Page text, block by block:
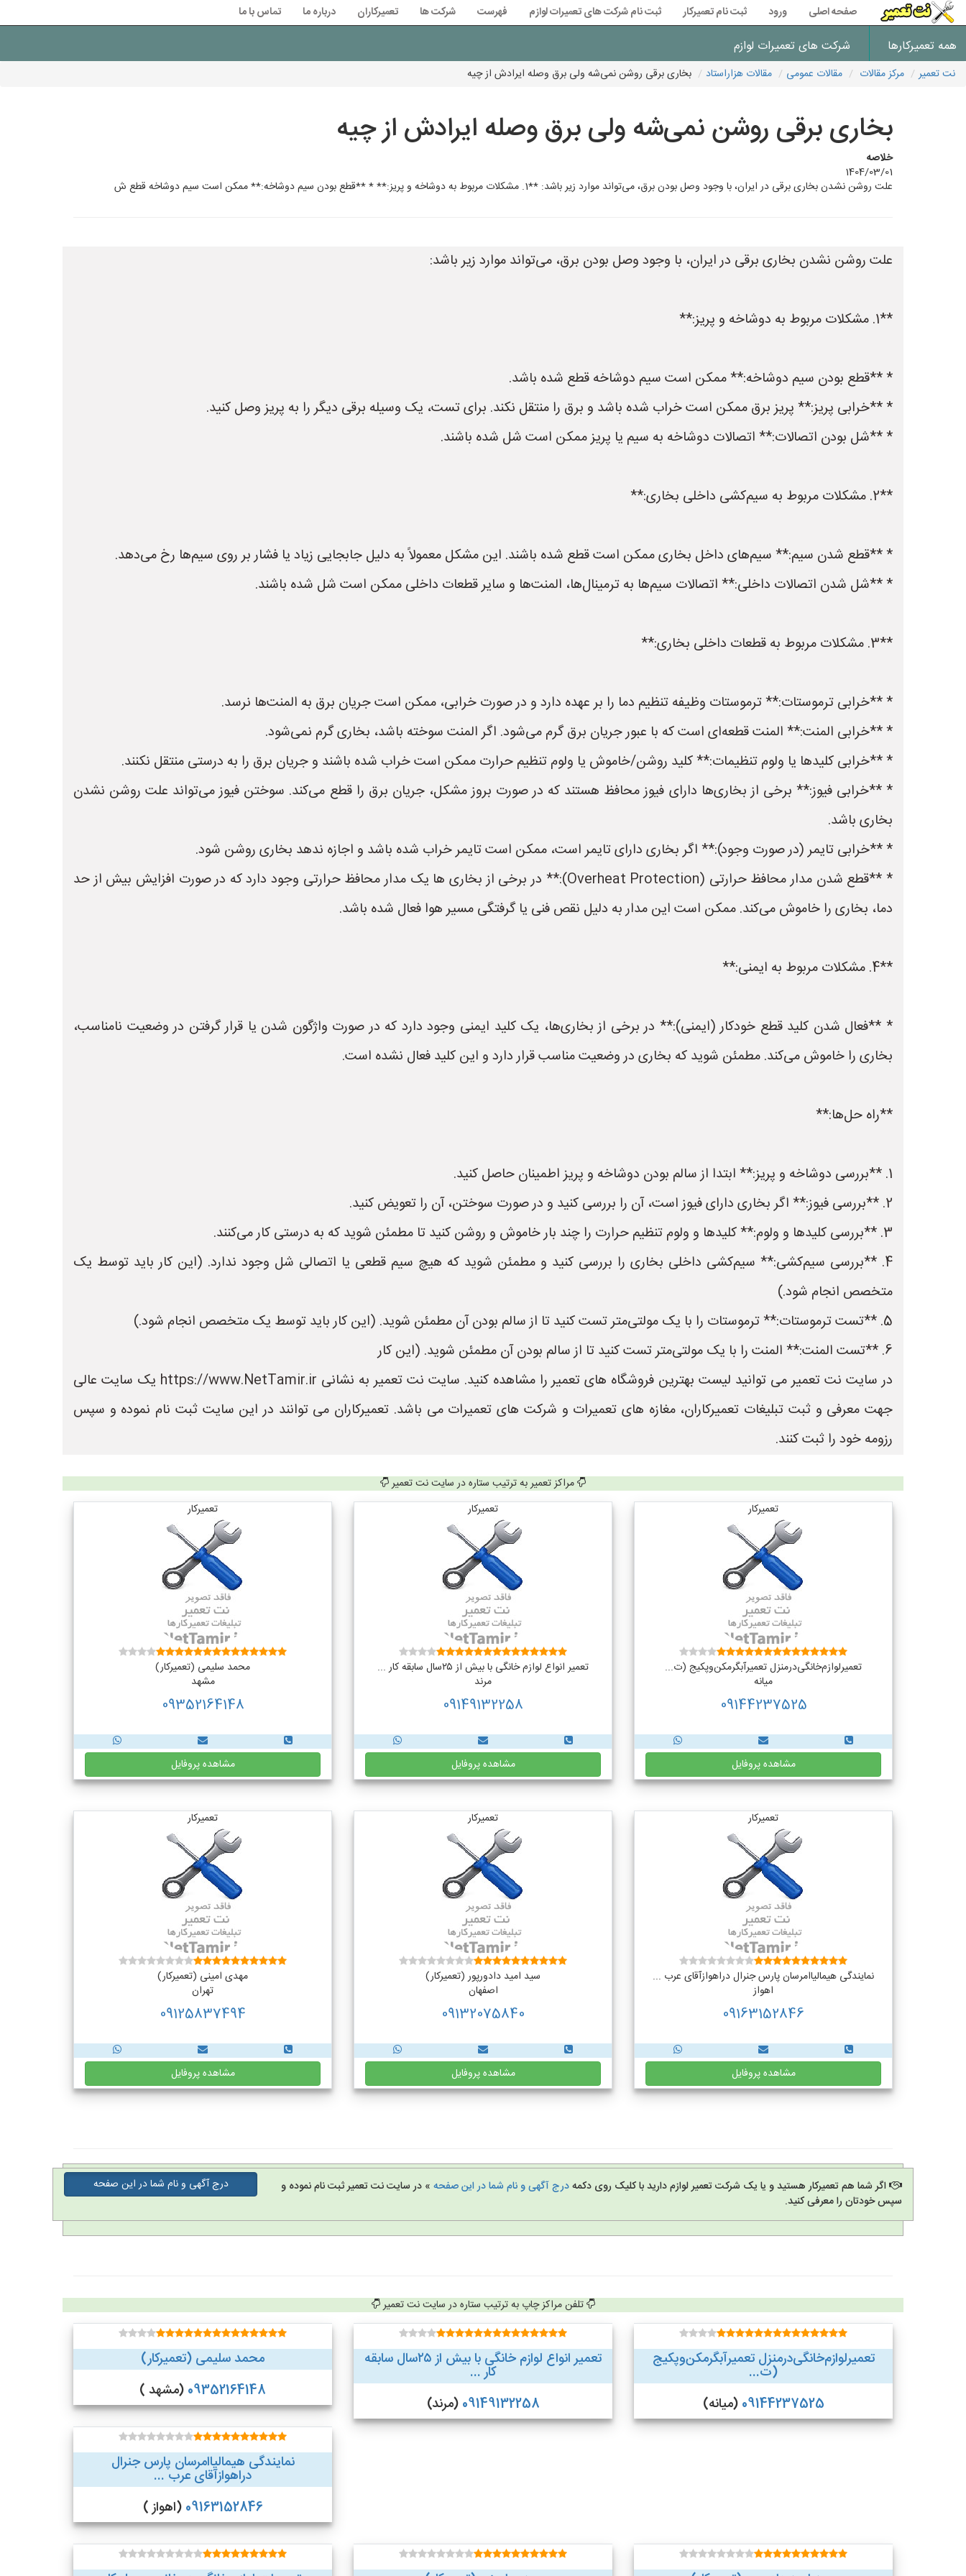
صفحه اصلی ورود ثبت نام تعمیرکار ثبت نام شرکت های تعمیرات لوازم فهرست شرکت ها تعمیرکاران درباره ما تماس با ما
همه تعمیرکارها شرکت های تعمیرات لوازم
نت تعمیر مرکز مقالات مقالات عمومی مقالات هزاراستاد بخاری برقی روشن نمی‌شه ولی برق وصله ایرادش از چیه
بخاری برقی روشن نمی‌شه ولی برق وصله ایرادش از چیه
خلاصه
1404/03/01
علت روشن نشدن بخاری برقی در ایران، با وجود وصل بودن برق، می‌تواند موارد زیر باشد: **1. مشکلات مربوط به دوشاخه و پریز:** * **قطع بودن سیم دوشاخه:** ممکن است سیم دوشاخه قطع ش
علت روشن نشدن بخاری برقی در ایران، با وجود وصل بودن برق، می‌تواند موارد زیر باشد:
**1. مشکلات مربوط به دوشاخه و پریز:**
* **قطع بودن سیم دوشاخه:** ممکن است سیم دوشاخه قطع شده باشد.
* **خرابی پریز:** پریز برق ممکن است خراب شده باشد و برق را منتقل نکند. برای تست، یک وسیله برقی دیگر را به پریز وصل کنید.
* **شل بودن اتصالات:** اتصالات دوشاخه به سیم یا پریز ممکن است شل شده باشند.
**2. مشکلات مربوط به سیم‌کشی داخلی بخاری:**
* **قطع شدن سیم:** سیم‌های داخل بخاری ممکن است قطع شده باشند. این مشکل معمولاً به دلیل جابجایی زیاد یا فشار بر روی سیم‌ها رخ می‌دهد.
* **شل شدن اتصالات داخلی:** اتصالات سیم‌ها به ترمینال‌ها، المنت‌ها و سایر قطعات داخلی ممکن است شل شده باشند.
**3. مشکلات مربوط به قطعات داخلی بخاری:**
* **خرابی ترموستات:** ترموستات وظیفه تنظیم دما را بر عهده دارد و در صورت خرابی، ممکن است جریان برق به المنت‌ها نرسد.
* **خرابی المنت:** المنت قطعه‌ای است که با عبور جریان برق گرم می‌شود. اگر المنت سوخته باشد، بخاری گرم نمی‌شود.
* **خرابی کلیدها یا ولوم تنظیمات:** کلید روشن/خاموش یا ولوم تنظیم حرارت ممکن است خراب شده باشند و جریان برق را به درستی منتقل نکنند.
* **خرابی فیوز:** برخی از بخاری‌ها دارای فیوز محافظ هستند که در صورت بروز مشکل، جریان برق را قطع می‌کند. سوختن فیوز می‌تواند علت روشن نشدن
بخاری باشد.
* **خرابی تایمر (در صورت وجود):** اگر بخاری دارای تایمر است، ممکن است تایمر خراب شده باشد و اجازه ندهد بخاری روشن شود.
* **قطع شدن مدار محافظ حرارتی (Overheat Protection):** در برخی از بخاری ها یک مدار محافظ حرارتی وجود دارد که در صورت افزایش بیش از حد
دما، بخاری را خاموش می‌کند. ممکن است این مدار به دلیل نقص فنی یا گرفتگی مسیر هوا فعال شده باشد.
**4. مشکلات مربوط به ایمنی:**
* **فعال شدن کلید قطع خودکار (ایمنی):** در برخی از بخاری‌ها، یک کلید ایمنی وجود دارد که در صورت واژگون شدن یا قرار گرفتن در وضعیت نامناسب،
بخاری را خاموش می‌کند. مطمئن شوید که بخاری در وضعیت مناسب قرار دارد و این کلید فعال نشده است.
**راه حل‌ها:**
1. **بررسی دوشاخه و پریز:** ابتدا از سالم بودن دوشاخه و پریز اطمینان حاصل کنید.
2. **بررسی فیوز:** اگر بخاری دارای فیوز است، آن را بررسی کنید و در صورت سوختن، آن را تعویض کنید.
3. **بررسی کلیدها و ولوم:** کلیدها و ولوم تنظیم حرارت را چند بار خاموش و روشن کنید تا مطمئن شوید که به درستی کار می‌کنند.
4. **بررسی سیم‌کشی:** سیم‌کشی داخلی بخاری را بررسی کنید و مطمئن شوید که هیچ سیم قطعی یا اتصالی شل وجود ندارد. (این کار باید توسط یک
متخصص انجام شود.)
5. **تست ترموستات:** ترموستات را با یک مولتی‌متر تست کنید تا از سالم بودن آن مطمئن شوید. (این کار باید توسط یک متخصص انجام شود.)
6. **تست المنت:** المنت را با یک مولتی‌متر تست کنید تا از سالم بودن آن مطمئن شوید. (این کار
در سایت نت تعمیر می توانید لیست بهترین فروشگاه های تعمیر را مشاهده کنید. سایت نت تعمیر به نشانی https://www.NetTamir.ir یک سایت عالی
جهت معرفی و ثبت تبلیغات تعمیرکاران، مغازه های تعمیرات و شرکت های تعمیرات می باشد. تعمیرکاران می توانند در این سایت ثبت نام نموده و سپس
رزومه خود را ثبت کنند.
مراکز تعمیر به ترتیب ستاره در سایت نت تعمیر
تعمیرکار
تعمیر‌لوازم‌‌خانگی‌در‌منزل‌ تعمیر‌آبگرمکن‌وپکیج (ت...
میانه
09144237525
مشاهده پروفایل
تعمیرکار
تعمیر انواع لوازم خانگی با بیش از ۲۵سال سابقه کار ...
مرند
09149132258
مشاهده پروفایل
تعمیرکار
محمد سلیمی (تعمیرکار)
مشهد
09352164148
مشاهده پروفایل
تعمیرکار
نمایندگی هیمالیاامرسان پارس جنرال دراهوازآقای عرب ...
اهواز
09163152846
مشاهده پروفایل
تعمیرکار
سید امید دادورپور (تعمیرکار)
اصفهان
09132075840
مشاهده پروفایل
تعمیرکار
مهدی امینی (تعمیرکار)
تهران
09125837494
مشاهده پروفایل
اگر شما هم تعمیرکار هستید و یا یک شرکت تعمیر لوازم دارید با کلیک روی دکمهدرج آگهی و نام شما در این صفحه » در سایت نت تعمیر ثبت نام نموده و
سپس خودتان را معرفی کنید.
درج آگهی و نام شما در این صفحه
تلفن مراکز چاپ به ترتیب ستاره در سایت نت تعمیر
تعمیر‌لوازم‌‌خانگی‌در‌منزل‌ تعمیر‌آبگرمکن‌وپکیج
(ت...
09144237525 (میانه)
تعمیر انواع لوازم خانگی با بیش از ۲۵سال سابقه
کار ...
09149132258 (مرند)
محمد سلیمی (تعمیرکار)
09352164148 (مشهد )
نمایندگی هیمالیاامرسان پارس جنرال
دراهوازآقای عرب ...
09163152846 (اهواز )